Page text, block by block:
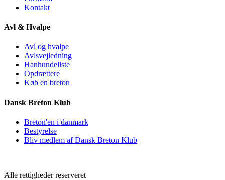
Kontakt
Avl & Hvalpe
Avl og hvalpe
Avlsvejledning
Hanhundeliste
Opdrættere
Køb en breton
Dansk Breton Klub
Breton'en i danmark
Bestyrelse
Bliv medlem af Dansk Breton Klub
Alle rettigheder reserveret